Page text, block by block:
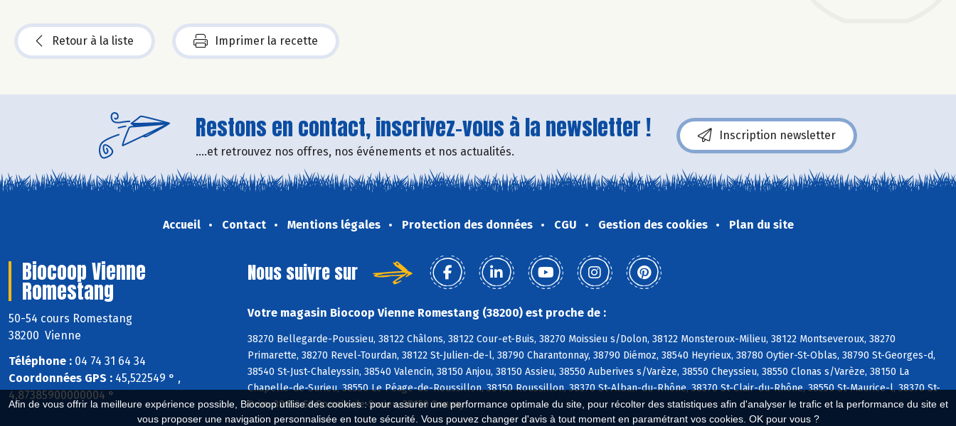
Afin de vous offrir la meilleure expérience possible, Biocoop utilise des cookies : pour assurer une performance optimale du site, pour récolter des statistiques afin d'analyser le trafic et la performance du site et
vous proposer une navigation personnalisée en toute sécurité. Vous pouvez changer d'avis à tout moment en paramétrant vos cookies. OK pour vous ?
Retour à la liste Imprimer la recette
Restons en contact, inscrivez-vous à la newsletter !
....et retrouvez nos offres, nos événements et nos actualités.
Inscription newsletter
Accueil Contact Mentions légales Protection des données CGU Gestion des cookies Plan du site
Biocoop Vienne
Romestang
50-54 cours Romestang
38200 Vienne
Téléphone : 04 74 31 64 34
Coordonnées GPS : 45,522549 ° ,
4,87385900000004 °
Nous suivre sur
Votre magasin Biocoop Vienne Romestang (38200) est proche de :
38270 Bellegarde-Poussieu, 38122 Châlons, 38122 Cour-et-Buis, 38270 Moissieu s/Dolon, 38122 Monsteroux-Milieu, 38122 Montseveroux, 38270
Primarette, 38270 Revel-Tourdan, 38122 St-Julien-de-l, 38790 Charantonnay, 38790 Diémoz, 38540 Heyrieux, 38780 Oytier-St-Oblas, 38790 St-Georges-d,
38540 St-Just-Chaleyssin, 38540 Valencin, 38150 Anjou, 38150 Assieu, 38550 Auberives s/Varèze, 38550 Cheyssieu, 38550 Clonas s/Varèze, 38150 La
Chapelle-de-Surieu, 38550 Le Péage-de-Roussillon, 38150 Roussillon, 38370 St-Alban-du-Rhône, 38370 St-Clair-du-Rhône, 38550 St-Maurice-l, 38370 St-
Prim, 38150 St-Romain-de-Surieu, 38150 Sonnay